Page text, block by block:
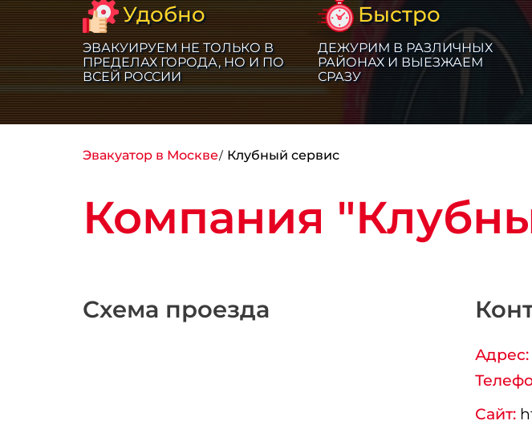
Удобно
ЭВАКУИРУЕМ НЕ ТОЛЬКО В
ПРЕДЕЛАХ ГОРОДА, НО И ПО
ВСЕЙ РОССИИ
Быстро
ДЕЖУРИМ В РАЗЛИЧНЫХ
РАЙОНАХ И ВЫЕЗЖАЕМ
СРАЗУ
Эвакуатор в Москве Клубный сервис
Компания
Схема проезда
Адрес:
Сайт: